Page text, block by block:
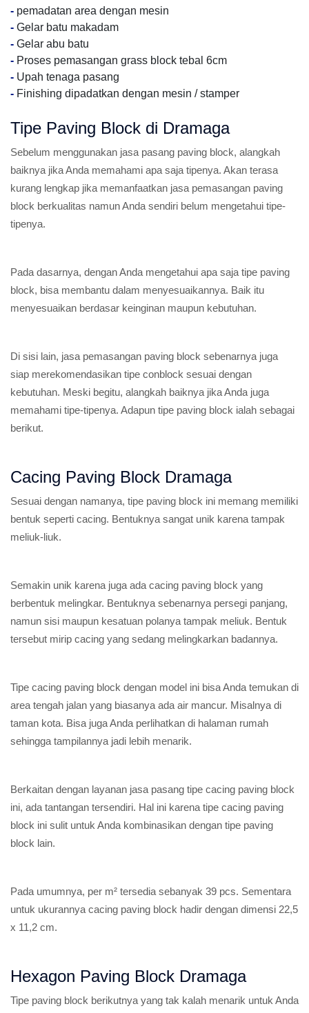
- pemadatan area dengan mesin
- Gelar batu makadam
- Gelar abu batu
- Proses pemasangan grass block tebal 6cm
- Upah tenaga pasang
- Finishing dipadatkan dengan mesin / stamper
Tipe Paving Block di Dramaga
Sebelum menggunakan jasa pasang paving block, alangkah
baiknya jika Anda memahami apa saja tipenya. Akan terasa
kurang lengkap jika memanfaatkan jasa pemasangan paving
block berkualitas namun Anda sendiri belum mengetahui tipe-
tipenya.
Pada dasarnya, dengan Anda mengetahui apa saja tipe paving
block, bisa membantu dalam menyesuaikannya. Baik itu
menyesuaikan berdasar keinginan maupun kebutuhan.
Di sisi lain, jasa pemasangan paving block sebenarnya juga
siap merekomendasikan tipe conblock sesuai dengan
kebutuhan. Meski begitu, alangkah baiknya jika Anda juga
memahami tipe-tipenya. Adapun tipe paving block ialah sebagai
berikut.
Cacing Paving Block Dramaga
Sesuai dengan namanya, tipe paving block ini memang memiliki
bentuk seperti cacing. Bentuknya sangat unik karena tampak
meliuk-liuk.
Semakin unik karena juga ada cacing paving block yang
berbentuk melingkar. Bentuknya sebenarnya persegi panjang,
namun sisi maupun kesatuan polanya tampak meliuk. Bentuk
tersebut mirip cacing yang sedang melingkarkan badannya.
Tipe cacing paving block dengan model ini bisa Anda temukan di
area tengah jalan yang biasanya ada air mancur. Misalnya di
taman kota. Bisa juga Anda perlihatkan di halaman rumah
sehingga tampilannya jadi lebih menarik.
Berkaitan dengan layanan jasa pasang tipe cacing paving block
ini, ada tantangan tersendiri. Hal ini karena tipe cacing paving
block ini sulit untuk Anda kombinasikan dengan tipe paving
block lain.
Pada umumnya, per m² tersedia sebanyak 39 pcs. Sementara
untuk ukurannya cacing paving block hadir dengan dimensi 22,5
x 11,2 cm.
Hexagon Paving Block Dramaga
Tipe paving block berikutnya yang tak kalah menarik untuk Anda